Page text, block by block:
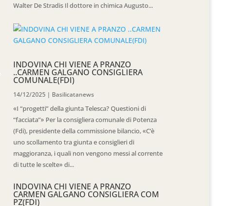
Walter De Stradis Il dottore in chimica Augusto...
INDOVINA CHI VIENE A PRANZO
..CARMEN GALGANO CONSIGLIERA
COMUNALE(FDI)
14/12/2025 | Basilicatanews
«I “progetti” della giunta Telesca? Questioni di
“facciata”» Per la consigliera comunale di Potenza
(Fdi), presidente della commissione bilancio, «C’è
uno scollamento tra giunta e consiglieri di
maggioranza, i quali non vengono messi al corrente
di tutte le scelte» di...
INDOVINA CHI VIENE A PRANZO
CARMEN GALGANO CONSIGLIERA COM
PZ(FDI)